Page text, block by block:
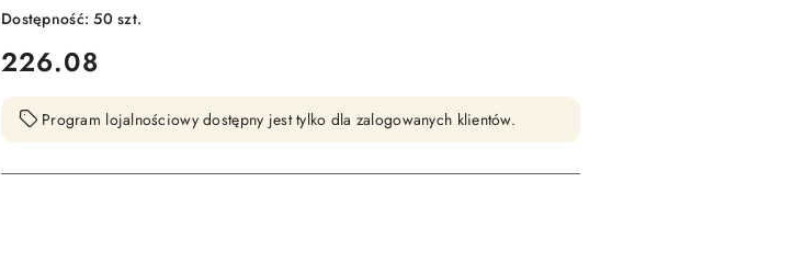
Dostępność:50szt.
cena:
226.08
Program lojalnościowy dostępny jest tylko dla zalogowanych klientów.